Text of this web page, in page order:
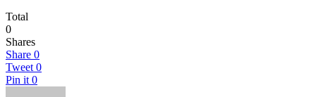
Total
0
Shares
Share 0
Tweet 0
Pin it 0